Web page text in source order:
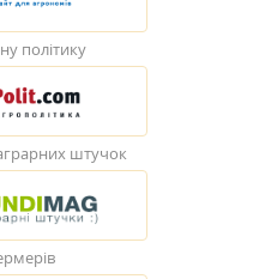
політику
штучок